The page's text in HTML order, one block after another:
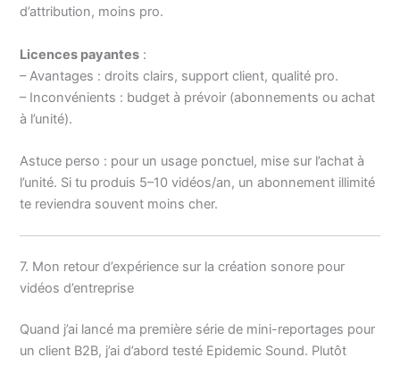
d’attribution, moins pro.
Licences payantes :
– Avantages : droits clairs, support client, qualité pro.
– Inconvénients : budget à prévoir (abonnements ou achat
à l’unité).
Astuce perso : pour un usage ponctuel, mise sur l’achat à
l’unité. Si tu produis 5–10 vidéos/an, un abonnement illimité
te reviendra souvent moins cher.
7. Mon retour d’expérience sur la création sonore pour
vidéos d’entreprise
Quand j’ai lancé ma première série de mini-reportages pour
un client B2B, j’ai d’abord testé Epidemic Sound. Plutôt